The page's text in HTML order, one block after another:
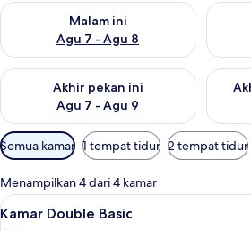
Malam ini
Agu 7 - Agu 8
Periksa ketersediaan untuk malam ini
Akhir pekan ini
Agu 7 - Agu 9
Periksa ketersediaan untuk akhir pekan
Filter
tersedia
untuk
kamar
Semua kamar 1 tempat tidur 2 tempat tidur
Menampilkan 4 dari 4 kamar
Lihat
semua
Kamar
5
Kamar Double Basic